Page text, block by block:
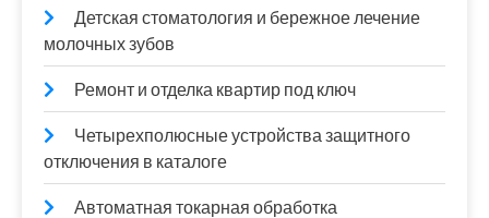
Детская стоматология и бережное лечение
молочных зубов
Ремонт и отделка квартир под ключ
Четырехполюсные устройства защитного
отключения в каталоге
Автоматная токарная обработка